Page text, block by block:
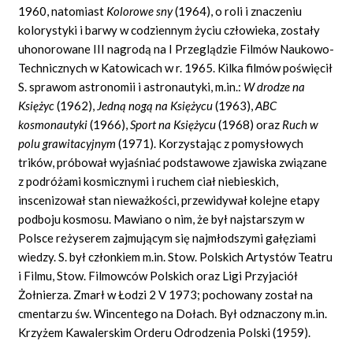
1960, natomiast Kolorowe sny(1964), o roli i znaczeniu
kolorystyki i barwy w codziennym życiu człowieka, zostały
uhonorowane III nagrodą na I Przeglądzie Filmów Naukowo-
Technicznych w Katowicach w r. 1965. Kilka filmów poświęcił
S. sprawom astronomii i astronautyki, m.in.: W drodze na
Księżyc(1962), Jedną nogą na Księżycu(1963),ABC
kosmonautyki(1966),Sport na Księżycu(1968) oraz Ruch w
polu grawitacyjnym(1971). Korzystając z pomysłowych
trików, próbował wyjaśniać podstawowe zjawiska związane
z podróżami kosmicznymi i ruchem ciał niebieskich,
inscenizował stan nieważkości, przewidywał kolejne etapy
podboju kosmosu. Mawiano o nim, że był najstarszym w
Polsce reżyserem zajmującym się najmłodszymi gałęziami
wiedzy. S. był członkiem m.in. Stow. Polskich Artystów Teatru
i Filmu, Stow. Filmowców Polskich oraz Ligi Przyjaciół
Żołnierza. Zmarł w Łodzi 2 V 1973; pochowany został na
cmentarzu św. Wincentego na Dołach. Był odznaczony m.in.
Krzyżem Kawalerskim Orderu Odrodzenia Polski (1959).